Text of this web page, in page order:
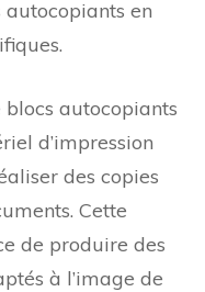
en
blocs autocopiants
d’impression
des copies
Cette
de produire des
à l’image de